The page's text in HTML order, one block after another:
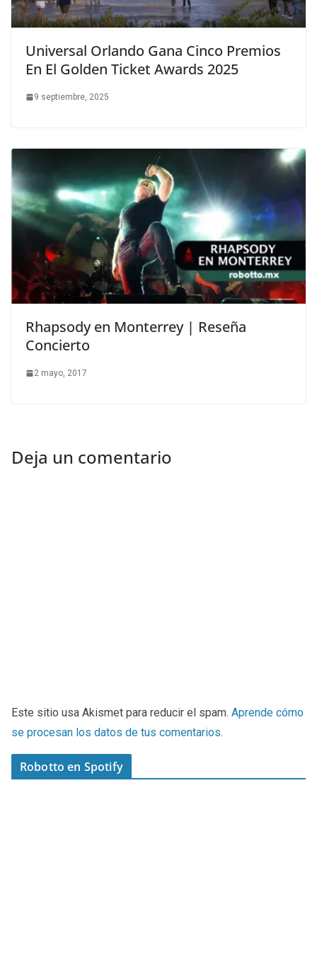
Universal Orlando Gana Cinco Premios
En El Golden Ticket Awards 2025
9 septiembre, 2025
Rhapsody en Monterrey | Reseña
Concierto
2 mayo, 2017
Deja un comentario
Este sitio usa Akismet para reducir el spam. Aprende cómo
se procesan los datos de tus comentarios.
Robotto en Spotify